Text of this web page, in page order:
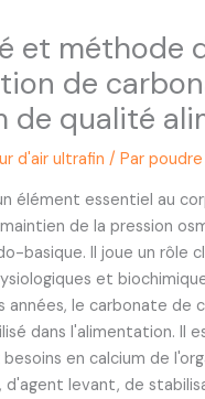
et méthode
de
de qualité
d'air ultrafin / Par
élément essentiel au
de la pression
basique. Il joue un rôle
et
années, le carbonate de
dans l'alimentation. Il
en calcium de
d'agent levant, de